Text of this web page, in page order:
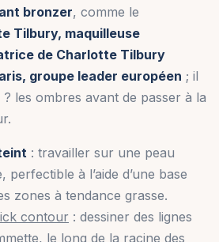
bronzer, comme le
Tilbury, maquilleuse
de Charlotte Tilbury
groupe leader européen ; il
? les ombres avant de passer à la
: travailler sur une peau
à l’aide d’une base
zones à tendance grasse.
contour : dessiner des lignes
le long de la racine des